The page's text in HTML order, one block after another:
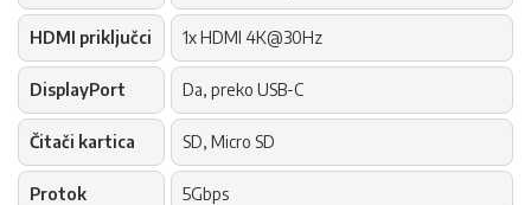
HDMI priključci 1x HDMI 4K@30Hz
DisplayPort Da, preko USB-C
Čitači kartica SD, Micro SD
Protok 5Gbps